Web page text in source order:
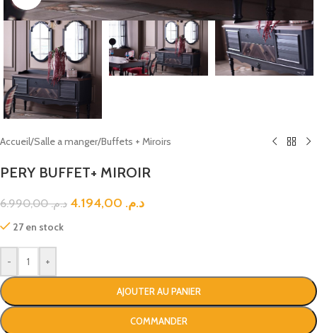
Accueil/Salle a manger/Buffets + Miroirs
PERY BUFFET+ MIROIR
د.م.6.990,00 د.م.
27 en stock
- +
AJOUTER AU PANIER
COMMANDER